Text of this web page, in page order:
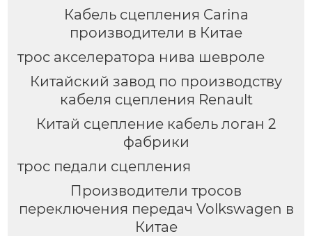
Кабель сцепления Carina
производители в Китае
трос акселератора нива шевроле
Китайский завод по производству
кабеля сцепления Renault
Китай сцепление кабель логан 2
фабрики
трос педали сцепления
Производители тросов
переключения передач Volkswagen в
Китае